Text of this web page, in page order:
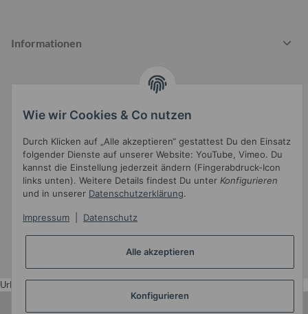
Informationen
Wie wir Cookies & Co nutzen
Durch Klicken auf „Alle akzeptieren“ gestattest Du den Einsatz
folgender Dienste auf unserer Website: YouTube, Vimeo. Du
kannst die Einstellung jederzeit ändern (Fingerabdruck-Icon
links unten). Weitere Details findest Du unter Konfigurieren
und in unserer Datenschutzerklärung.
Impressum Datenschutz
Alle akzeptieren
Konfigurieren
Urlaub